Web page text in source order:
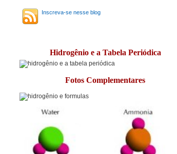
Inscreva-se nesse blog
Hidrogênio e a Tabela Periódica
Fotos Complementares